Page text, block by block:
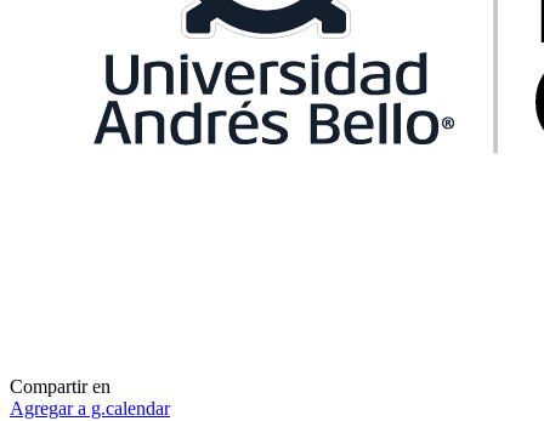
Compartir en
Agregar a g.calendar